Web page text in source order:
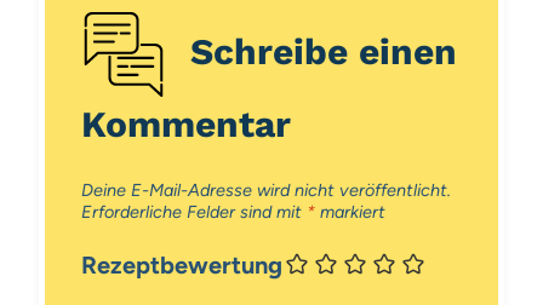
Schreibe einen
Kommentar
Deine E-Mail-Adresse wird nicht veröffentlicht.
Erforderliche Felder sind mit *markiert
Rezeptbewertung